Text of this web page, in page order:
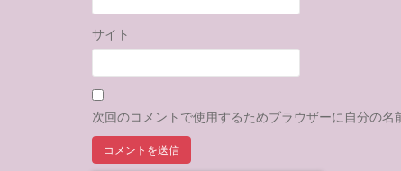
サイト
次回のコメントで使用するためブラウザーに自分の名